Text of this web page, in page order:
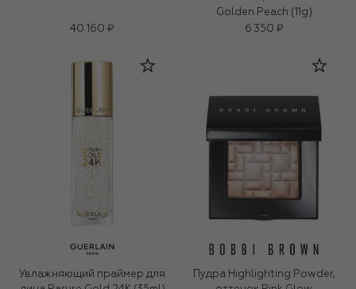
40 160 ₽
Golden Peach (11g)
6 350 ₽
Увлажняющий праймер для
Пудра Highlighting Powder,